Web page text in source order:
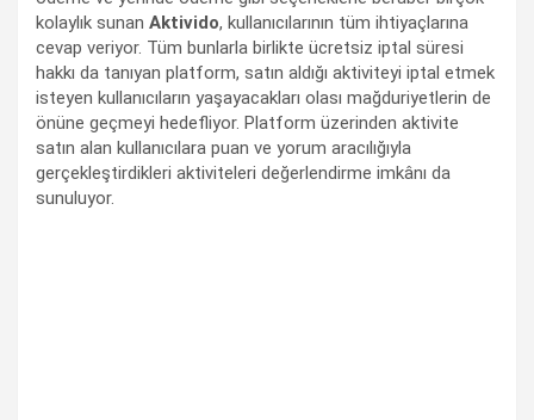
kolaylık sunan Aktivido, kullanıcılarının tüm ihtiyaçlarına
cevap veriyor. Tüm bunlarla birlikte ücretsiz iptal süresi
hakkı da tanıyan platform, satın aldığı aktiviteyi iptal etmek
isteyen kullanıcıların yaşayacakları olası mağduriyetlerin de
önüne geçmeyi hedefliyor. Platform üzerinden aktivite
satın alan kullanıcılara puan ve yorum aracılığıyla
gerçekleştirdikleri aktiviteleri değerlendirme imkânı da
sunuluyor.